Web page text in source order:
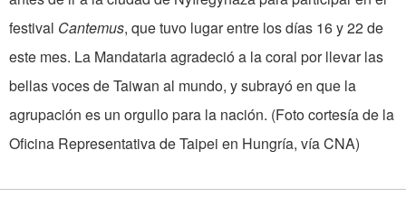
festival Cantemus, que tuvo lugar entre los días 16 y 22 de
este mes. La Mandataria agradeció a la coral por llevar las
bellas voces de Taiwan al mundo, y subrayó en que la
agrupación es un orgullo para la nación. (Foto cortesía de la
Oficina Representativa de Taipei en Hungría, vía CNA)